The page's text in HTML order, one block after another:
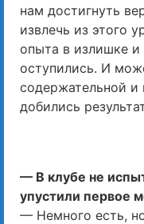
нам достигнуть
извлечь из этого
опыта в излишке
оступились. И
содержательной и
добились
— В клубе не
упустили первое
— Немного есть,